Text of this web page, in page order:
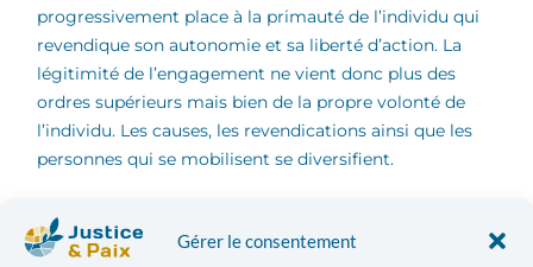
Gérer le consentement
progressivement place à la primauté de l’individu qui
revendique son autonomie et sa liberté d’action. La
légitimité de l’engagement ne vient donc plus des
ordres supérieurs mais bien de la propre volonté de
l’individu. Les causes, les revendications ainsi que les
personnes qui se mobilisent se diversifient.
Le sens de l’engagement citoyen aujourd’hui